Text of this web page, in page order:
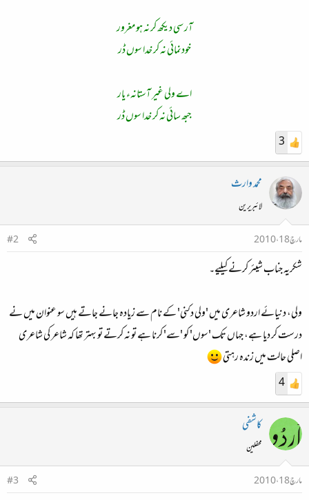
آر سی دیکھ کر نہ ہو مغرور
خودنمائی نہ کر خدا سوں ڈر
اے ولی غیر آستانہء یار
جبھ سائی نہ کر خدا سوں ڈر​
3
محمد وارث
لائبریرین
مارچ 18، 2010
#2
شکریہ جناب شیئر کرنے کیلیے۔
ولی، دنیائے اردو شاعری میں 'ولی دکنی' کے نام سے زیادہ جانے جاتے ہیں سو عنوان میں نے
درست کر دیا ہے، جہاں تک 'سوں' کو 'سے' کرنا ہے تو نہ کرتے تو بہتر تھا کہ شاعر کی شاعری
اصلی حالت میں زندہ رہتی
4
کاشفی
محفلین
مارچ 18، 2010
#3